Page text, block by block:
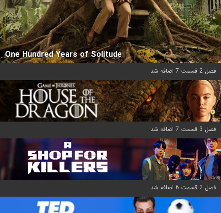
One Hundred Years of Solitude
فصل 2 قسمت 7 اضافه شد
فصل 3 قسمت 7 اضافه شد
فصل 2 قسمت 6 اضافه شد